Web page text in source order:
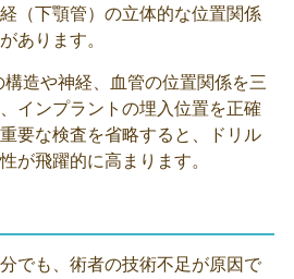
（下顎管）の立体的な位置関係
あります。
造や神経、血管の位置関係を三
インプラントの埋入位置を正確
要な検査を省略すると、ドリル
が飛躍的に高まります。
でも、術者の技術不足が原因で